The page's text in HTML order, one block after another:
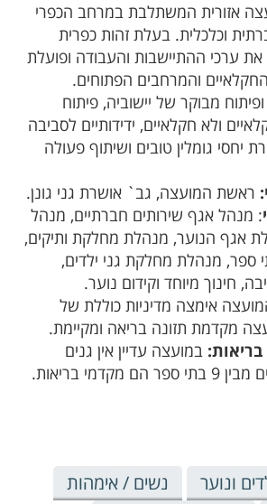
אזורית המשתלבת במרחב הכפרי
וכלכלית. בעלת זהות כפרית
ערכי ההתיישבות והעבודה ופועלת
והמרחבים הפתוחים.
מבוקר של יישוביה, פיתוח
ולא חקלאיים, ידידותיים לסביבה
יחסי גומלין טובים ושיתוף פעולה
ראשת המועצה, גב` אושרת גני גונן.
: מנהל אגף שירותים חברתיים, מנהל
אגף הנוער, מנהלת מחלקת ותיקים,
מנהלת מחלקת גני ילדים,
חינוך מיוחד וקידום נוער.
אימצה מדיניות כוללת של
מקדמת תזונה בריאה ומקיימת.
במועצה עדיין אין גנים
בריאות.
ונוער
נשים / אימהות